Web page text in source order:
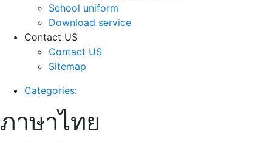
School uniform
Download service
Contact US
Contact US
Sitemap
Categories:
ภาษาไทย